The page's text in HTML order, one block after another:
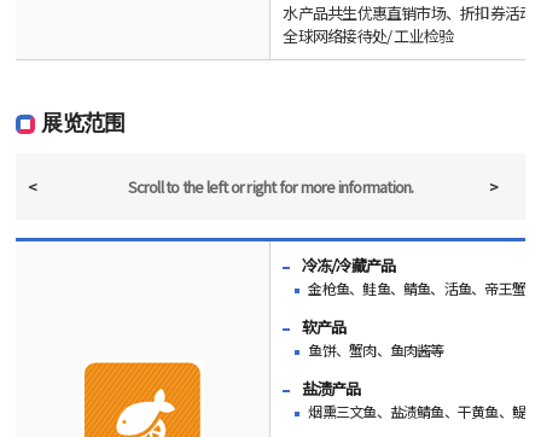
水产品共生优惠直销市场、折扣券活动
全球网络接待处/ 工业检验
展览范围
< Scroll to the left or rightfor more information. >
冷冻/冷藏产品
金枪鱼、鲑鱼、鲭鱼、活鱼、帝王蟹等
软产品
鱼饼、蟹肉、鱼肉酱等
盐渍产品
烟熏三文鱼、盐渍鲭鱼、干黄鱼、鳀